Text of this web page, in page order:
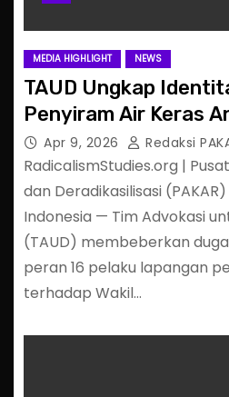
MEDIA HIGHLIGHT NEWS
TAUD Ungkap
Penyiram Air Keras
Apr 9, 2026 Redaksi
RadicalismStudies.org |
dan Deradikasilisasi
Indonesia — Tim Advokasi
(TAUD) membeberkan
peran 16 pelaku lapangan
terhadap Wakil…